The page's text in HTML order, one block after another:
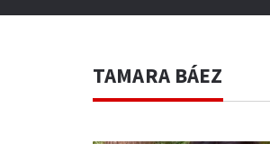
TAMARA BÁEZ